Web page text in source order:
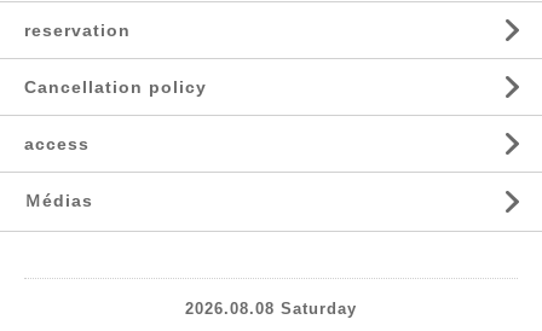
reservation
Cancellation policy
access
Ｍédias
2026.08.08 Saturday